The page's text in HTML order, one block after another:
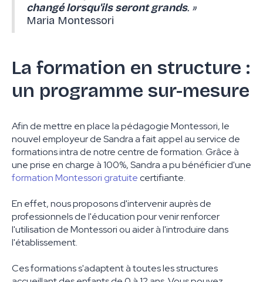
changé lorsqu'ils seront grands. »
Maria Montessori
La formation en structure :
un programme sur-mesure
Afin de mettre en place la pédagogie Montessori, le
nouvel employeur de Sandra a fait appel au service de
formations intra de notre centre de formation. Grâce à
une prise en charge à 100%, Sandra a pu bénéficier d'une
formation Montessori gratuitecertifiante.
En effet, nous proposons d'intervenir auprès de
professionnels de l'éducation pour venir renforcer
l'utilisation de Montessori ou aider à l'introduire dans
l'établissement.
Ces formations s'adaptent à toutes les structures